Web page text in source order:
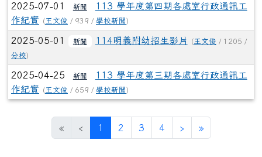
2025-07-01 新聞
113 學年度第四期各處室行政通訊工
作紀實 (王文俊 / 939 / 學校新聞)
2025-05-01 新聞 114明義附幼招生影片 (王文俊 / 1205 /
分校)
2025-04-25 新聞
113 學年度第三期各處室行政通訊工
作紀實 (王文俊 / 659 / 學校新聞)
« ‹ 1 (目前頁次)
2 3 4 ›下一頁
»最後頁